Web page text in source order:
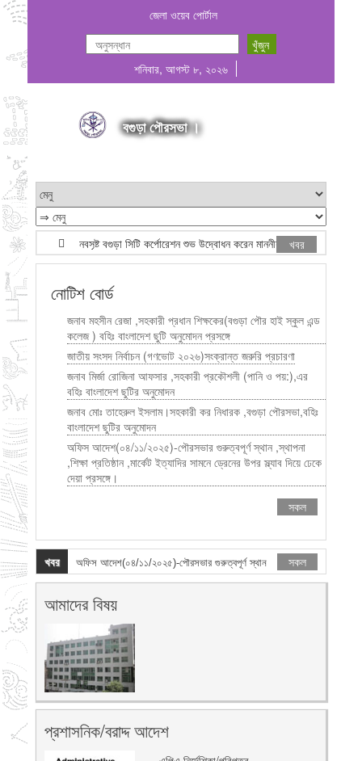
জেলা ওয়েব পোর্টাল
শনিবার, আগস্ট ৮, ২০২৬
বগুড়া পৌরসভা ।
নবসৃষ্ট বগুড়া সিটি কর্পোরেশন শুভ উদ্বোধন করেন মাননীয় প্রধানমন্ত্রী জনাব
খবর
নোটিশ বোর্ড
জনাব মহসীন রেজা ,সহকারী প্রধান শিক্ষকের(বগুড়া পৌর হাই স্কুল এন্ড
কলেজ ) বহিঃ বাংলাদেশ ছুটি অনুমোদন প্রসঙ্গে
জাতীয় সংসদ নির্বাচন (গণভোট ২০২৬)সংক্রান্ত জরুরি প্রচারণা
জনাব মির্জা রোজিনা আফসার ,সহকারী প্রকৌশলী (পানি ও পয়:),এর
বহিঃ বাংলাদেশ ছুটির অনুমোদন
জনাব মোঃ তাহেরুল ইসলাম।সহকারী কর নিধারক ,বগুড়া পৌরসভা,বহিঃ
বাংলাদেশ ছুটির অনুমোদন
অফিস আদেশ(০৪/১১/২০২৫)-পৌরসভার গুরুত্বপূর্ণ স্থান ,স্থাপনা
,শিক্ষা প্রতিষ্ঠান ,মার্কেট ইত্যাদির সামনে ড্রেনের উপর স্ল্যাব দিয়ে ঢেকে
দেয়া প্রসঙ্গে।
সকল
খবর
অফিস আদেশ(০৪/১১/২০২৫)-পৌরসভার গুরুত্বপূর্ণ স্থান
,স্থাপনা ,শিক্ষা প্রতিষ্ঠান ,মার্কেট ইত্যাদির সামনে
ড্রেনের উপর স্ল্যাব দিয়ে ঢেকে দেয়া প্রসঙ্গে।
সকল
আমাদের বিষয়
প্রশাসনিক/বরাদ্দ আদেশ